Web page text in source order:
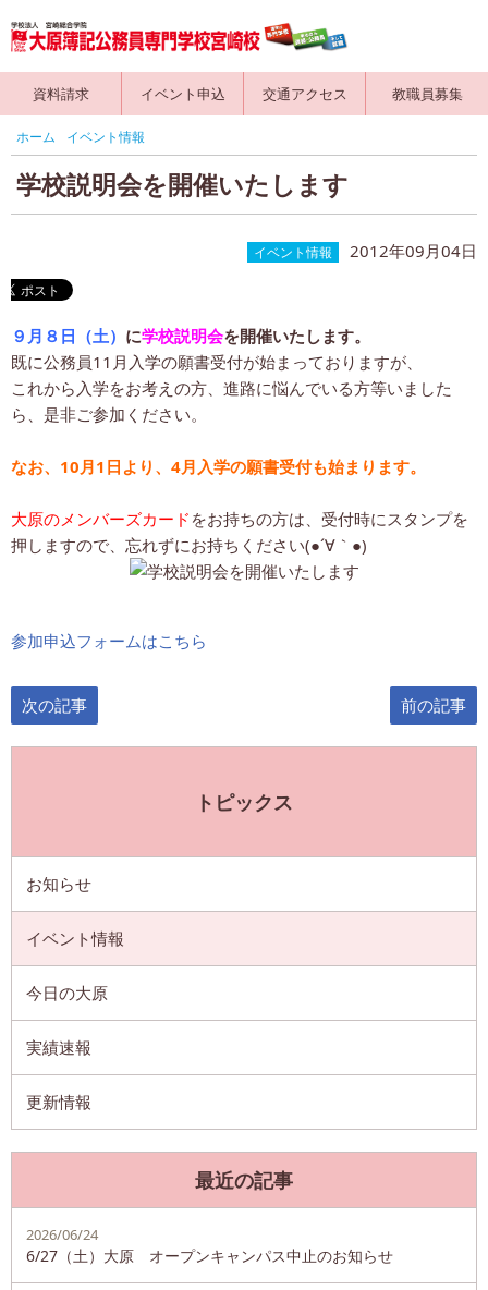
資料請求 イベント申込 交通アクセス 教職員募集
ホーム イベント情報
学校説明会を開催いたします
イベント情報 2012年09月04日
９月８日（土） に学校説明会を開催いたします。
既に公務員11月入学の願書受付が始まっておりますが、
これから入学をお考えの方、進路に悩んでいる方等いました
ら、是非ご参加ください。
なお、10月1日より、4月入学の願書受付も始まります。
大原のメンバーズカード をお持ちの方は、受付時にスタンプを
押しますので、忘れずにお持ちください(●´∀｀●)
参加申込フォームはこちら
次の記事 前の記事
トピックス
お知らせ
イベント情報
今日の大原
実績速報
更新情報
最近の記事
2026/06/24
6/27（土）大原 オープンキャンパス中止のお知らせ